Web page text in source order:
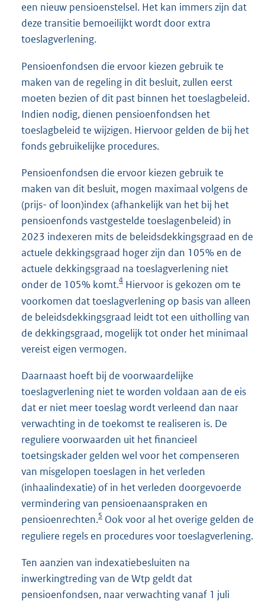
een nieuw pensioenstelsel. Het kan immers zijn dat
deze transitie bemoeilijkt wordt door extra
toeslagverlening.
Pensioenfondsen die ervoor kiezen gebruik te
maken van de regeling in dit besluit, zullen eerst
moeten bezien of dit past binnen het toeslagbeleid.
Indien nodig, dienen pensioenfondsen het
toeslagbeleid te wijzigen. Hiervoor gelden de bij het
fonds gebruikelijke procedures.
Pensioenfondsen die ervoor kiezen gebruik te
maken van dit besluit, mogen maximaal volgens de
(prijs- of loon)index (afhankelijk van het bij het
pensioenfonds vastgestelde toeslagenbeleid) in
2023 indexeren mits de beleidsdekkingsgraad en de
actuele dekkingsgraad hoger zijn dan 105% en de
actuele dekkingsgraad na toeslagverlening niet
onder de 105% komt.4 Hiervoor is gekozen om te
voorkomen dat toeslagverlening op basis van alleen
de beleidsdekkingsgraad leidt tot een uitholling van
de dekkingsgraad, mogelijk tot onder het minimaal
vereist eigen vermogen.
Daarnaast hoeft bij de voorwaardelijke
toeslagverlening niet te worden voldaan aan de eis
dat er niet meer toeslag wordt verleend dan naar
verwachting in de toekomst te realiseren is. De
reguliere voorwaarden uit het financieel
toetsingskader gelden wel voor het compenseren
van misgelopen toeslagen in het verleden
(inhaalindexatie) of in het verleden doorgevoerde
vermindering van pensioenaanspraken en
pensioenrechten.5 Ook voor al het overige gelden de
reguliere regels en procedures voor toeslagverlening.
Ten aanzien van indexatiebesluiten na
inwerkingtreding van de Wtp geldt dat
pensioenfondsen, naar verwachting vanaf 1 juli